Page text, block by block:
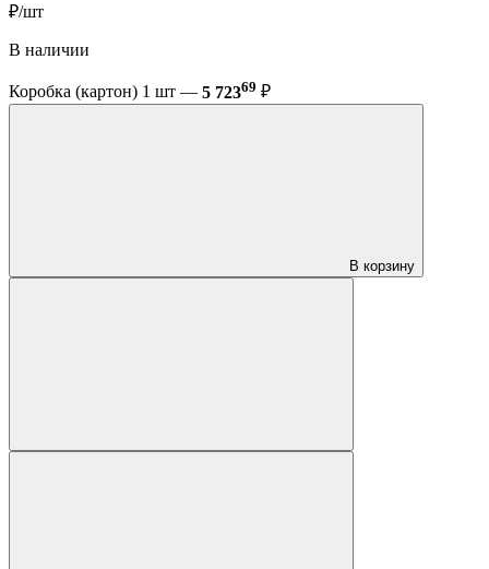
₽/шт
В наличии
Коробка (картон) 1 шт — 5 72369 ₽
В корзину